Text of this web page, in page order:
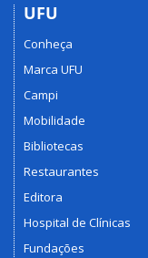
UFU
Conheça
Marca UFU
Campi
Mobilidade
Bibliotecas
Restaurantes
Editora
Hospital de Clínicas
Fundações